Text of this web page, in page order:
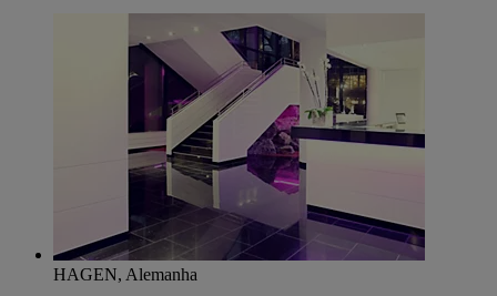
HAGEN, Alemanha